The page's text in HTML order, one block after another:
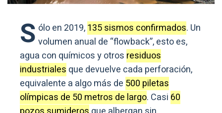
S ólo en 2019,135 sismos confirmados. Un
volumen anual de “flowback”, esto es,
agua con químicos y otros residuos
industriales que devuelve cada perforación,
equivalente a algo más de 500 piletas
olímpicas de 50 metros de largo. Casi 60